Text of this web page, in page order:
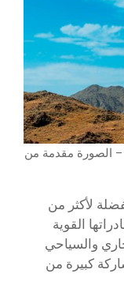
الصورة مقدمة من
لأكثر من
القوية
والسياحي
كبيرة من